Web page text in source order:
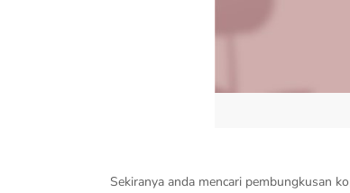
Sekiranya anda mencari pembungkusan